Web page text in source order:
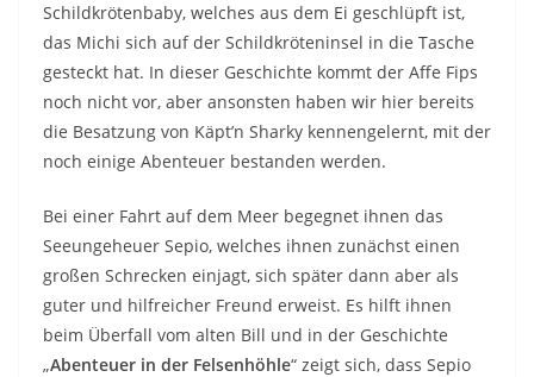
Schildkrötenbaby, welches aus dem Ei geschlüpft ist,
das Michi sich auf der Schildkröteninsel in die Tasche
gesteckt hat. In dieser Geschichte kommt der Affe Fips
noch nicht vor, aber ansonsten haben wir hier bereits
die Besatzung von Käpt’n Sharky kennengelernt, mit der
noch einige Abenteuer bestanden werden.
Bei einer Fahrt auf dem Meer begegnet ihnen das
Seeungeheuer Sepio, welches ihnen zunächst einen
großen Schrecken einjagt, sich später dann aber als
guter und hilfreicher Freund erweist. Es hilft ihnen
beim Überfall vom alten Bill und in der Geschichte
„Abenteuer in der Felsenhöhle“ zeigt sich, dass Sepio